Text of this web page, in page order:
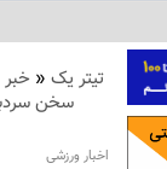
اج_
تیتر یک «
سخن
اخبار ورزشی